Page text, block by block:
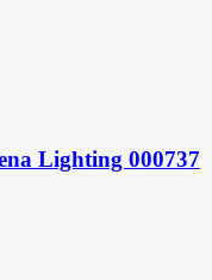
Lighting 000737